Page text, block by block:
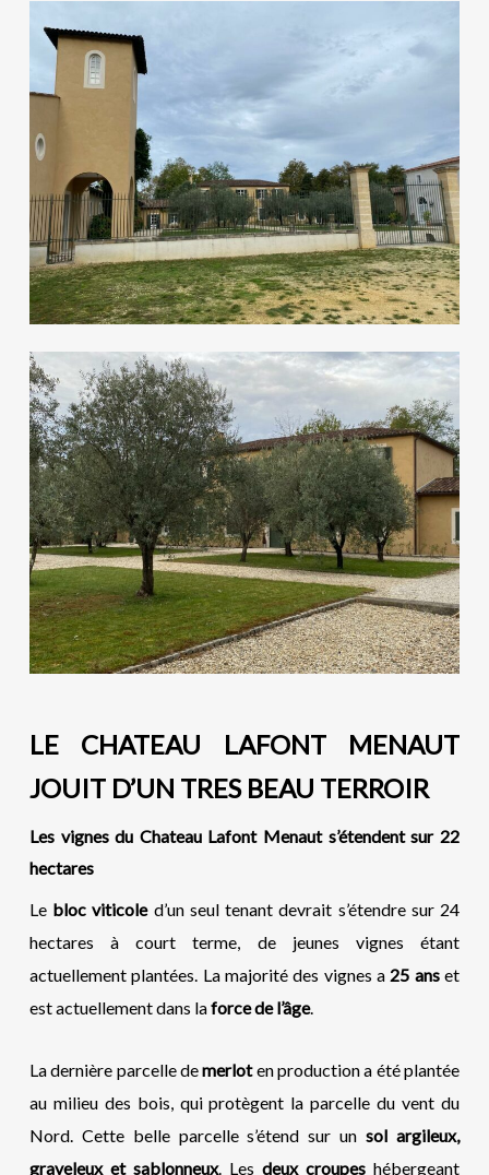
LE CHATEAU LAFONT MENAUT
JOUIT D’UN TRES BEAU TERROIR
Les vignes du Chateau Lafont Menaut s’étendent sur 22
hectares
Lebloc viticoled’un seul tenant devrait s’étendre sur 24
hectares à court terme, de jeunes vignes étant
actuellement plantées. La majorité des vignes a 25 anset
est actuellement dans laforce de l’âge.
La dernière parcelle demerloten production a été plantée
au milieu des bois, qui protègent la parcelle du vent du
Nord. Cette belle parcelle s’étend sur unsol argileux,
graveleux et sablonneux. Lesdeux croupes hébergeant